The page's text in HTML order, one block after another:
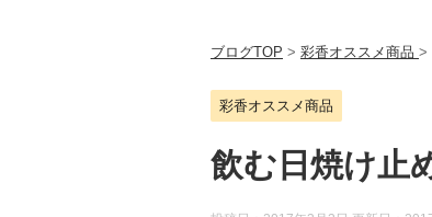
ブログTOP > 彩香オススメ商品 >
彩香オススメ商品
飲む日焼け止